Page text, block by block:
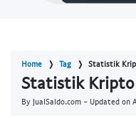
Home Tag Statistik
Statistik Kripto
By JualSaldo.com - Updated on